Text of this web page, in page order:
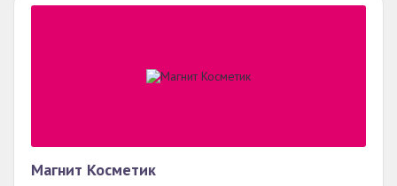
Магнит Косметик